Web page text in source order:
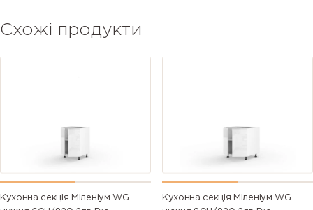
Схожі продукти
Кухонна секція Міленіум WG
Кухонна секція Міленіум WG